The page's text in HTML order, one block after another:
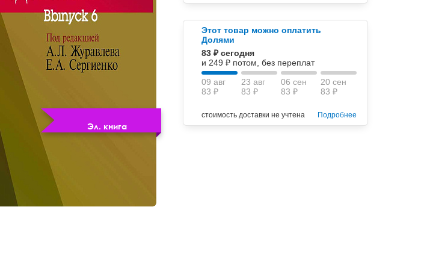
Эл. книга
Этот товар можно оплатить
Долями
83 ₽ сегодня
и 249 ₽ потом, без переплат
09 авг
83 ₽
23 авг
83 ₽
06 сен
83 ₽
20 сен
83 ₽
стоимость доставки не учтена Подробнее